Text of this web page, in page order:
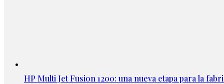
HP Multi Jet Fusion 1200: una nueva etapa para la